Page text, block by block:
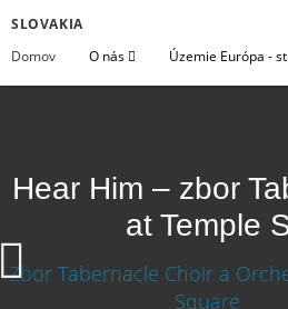
SLOVAKIA
Domov
O nás Územie Európa -
Hear Him – zbor
at Temple